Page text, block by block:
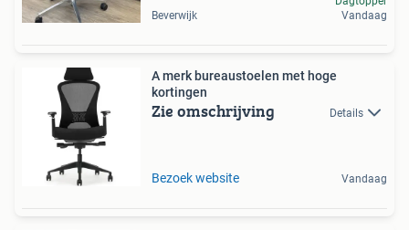
Beverwijk
Vandaag
A merk bureaustoelen met hoge
kortingen
Zie omschrijving Details
Bezoek website Vandaag